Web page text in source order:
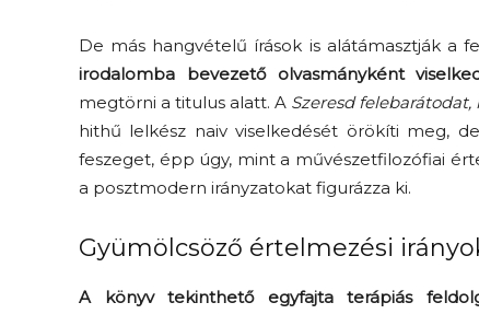
De más hangvételű írások is alátámasztják a
irodalomba bevezető olvasmányként
megtörni a titulus alatt. A Szeresd
hithű lelkész naiv viselkedését örökíti meg,
feszeget, épp úgy, mint a művészetfilozófiai
a posztmodern irányzatokat figurázza ki.
Gyümölcsöző értelmezési
A könyv tekinthető egyfajta terápiás